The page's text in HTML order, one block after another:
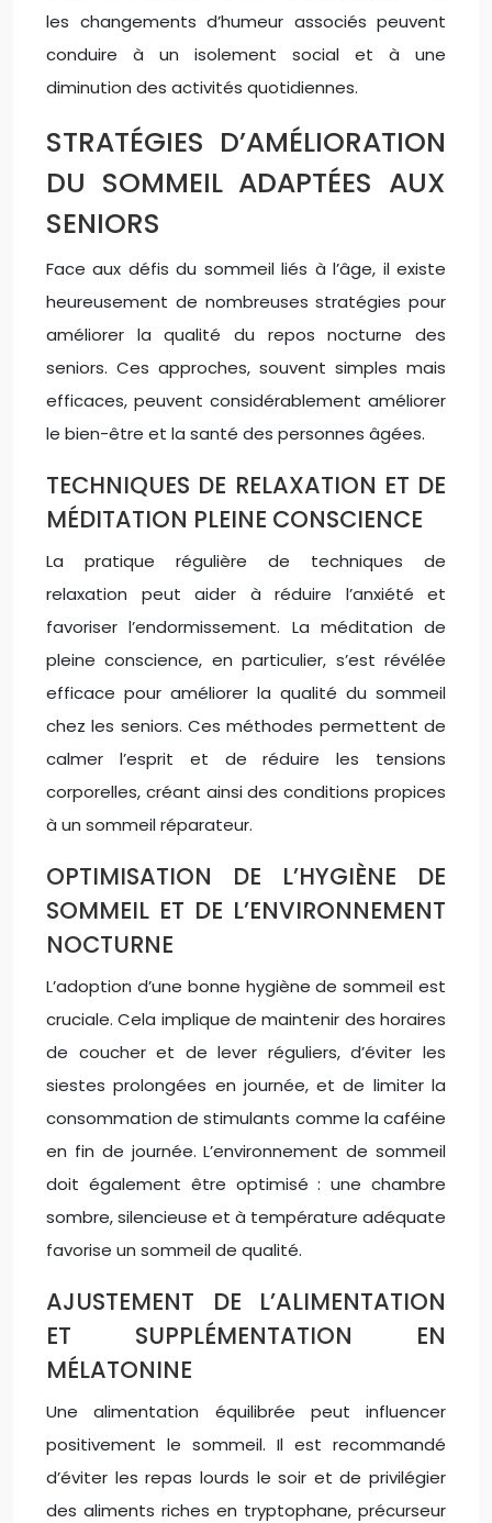
les changements d’humeur associés peuvent
conduire à un isolement social et à une
diminution des activités quotidiennes.
STRATÉGIES D’AMÉLIORATION
DU SOMMEIL ADAPTÉES AUX
SENIORS
Face aux défis du sommeil liés à l’âge, il existe
heureusement de nombreuses stratégies pour
améliorer la qualité du repos nocturne des
seniors. Ces approches, souvent simples mais
efficaces, peuvent considérablement améliorer
le bien-être et la santé des personnes âgées.
TECHNIQUES DE RELAXATION ET DE
MÉDITATION PLEINE CONSCIENCE
La pratique régulière de techniques de
relaxation peut aider à réduire l’anxiété et
favoriser l’endormissement. La méditation de
pleine conscience, en particulier, s’est révélée
efficace pour améliorer la qualité du sommeil
chez les seniors. Ces méthodes permettent de
calmer l’esprit et de réduire les tensions
corporelles, créant ainsi des conditions propices
à un sommeil réparateur.
OPTIMISATION DE L’HYGIÈNE DE
SOMMEIL ET DE L’ENVIRONNEMENT
NOCTURNE
L’adoption d’une bonne hygiène de sommeil est
cruciale. Cela implique de maintenir des horaires
de coucher et de lever réguliers, d’éviter les
siestes prolongées en journée, et de limiter la
consommation de stimulants comme la caféine
en fin de journée. L’environnement de sommeil
doit également être optimisé : une chambre
sombre, silencieuse et à température adéquate
favorise un sommeil de qualité.
AJUSTEMENT DE L’ALIMENTATION
ET SUPPLÉMENTATION EN
MÉLATONINE
Une alimentation équilibrée peut influencer
positivement le sommeil. Il est recommandé
d’éviter les repas lourds le soir et de privilégier
des aliments riches en tryptophane, précurseur